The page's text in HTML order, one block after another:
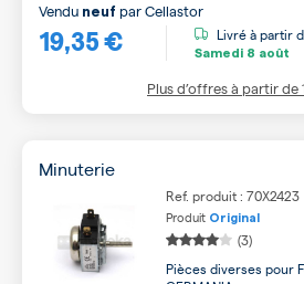
19,35 €
Vendu neuf parCellastor
Livré à partir
Samedi 8 août
Plus d’offres à partir de
Minuterie
Ref. produit : 70X2423
Produit Original
(3)
Pièces diverses pour